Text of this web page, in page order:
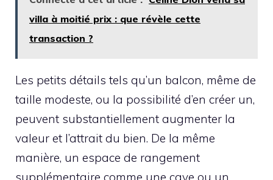
villa à moitié prix : que révèle cette
transaction ?
Les petits détails tels qu’un balcon, même de
taille modeste, ou la possibilité d’en créer un,
peuvent substantiellement augmenter la
valeur et l’attrait du bien. De la même
manière, un espace de rangement
supplémentaire comme une cave ou un